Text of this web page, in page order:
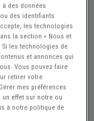
+8
des données
des identifiants
les technologies
la section « Nous et
les technologies de
et annonces qui
Vous pouvez faire
retirer votre
mes préférences
effet sur notre ou
à notre politique de